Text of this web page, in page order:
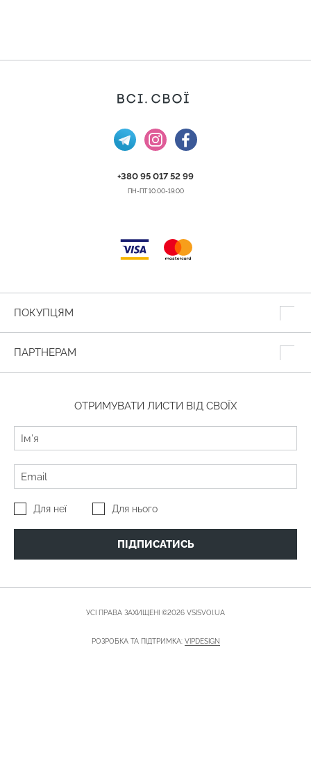
+380 95 017 52 99
ПН-ПТ 10:00-19:00
ПОКУПЦЯМ
ПАРТНЕРАМ
ОТРИМУВАТИ ЛИСТИ ВІД СВОЇХ
Для неї Для нього
ПІДПИСАТИСЬ
УСІ ПРАВА ЗАХИЩЕНІ ©2026 VSISVOI.UA
РОЗРОБКА ТА ПІДТРИМКА: VIPDESIGN